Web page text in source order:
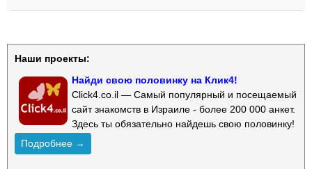
Наши проекты:
Найди свою половинку на Клик4!
Click4.co.il — Самый популярный и посещаемый
сайт знакомств в Израиле - более 200 000 анкет.
Здесь ты обязательно найдешь свою половинку!
Подробнее →